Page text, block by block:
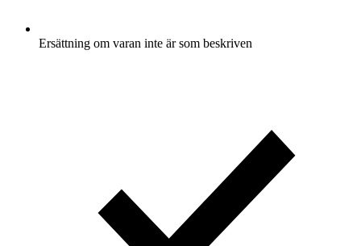
Ersättning om varan inte är som beskriven